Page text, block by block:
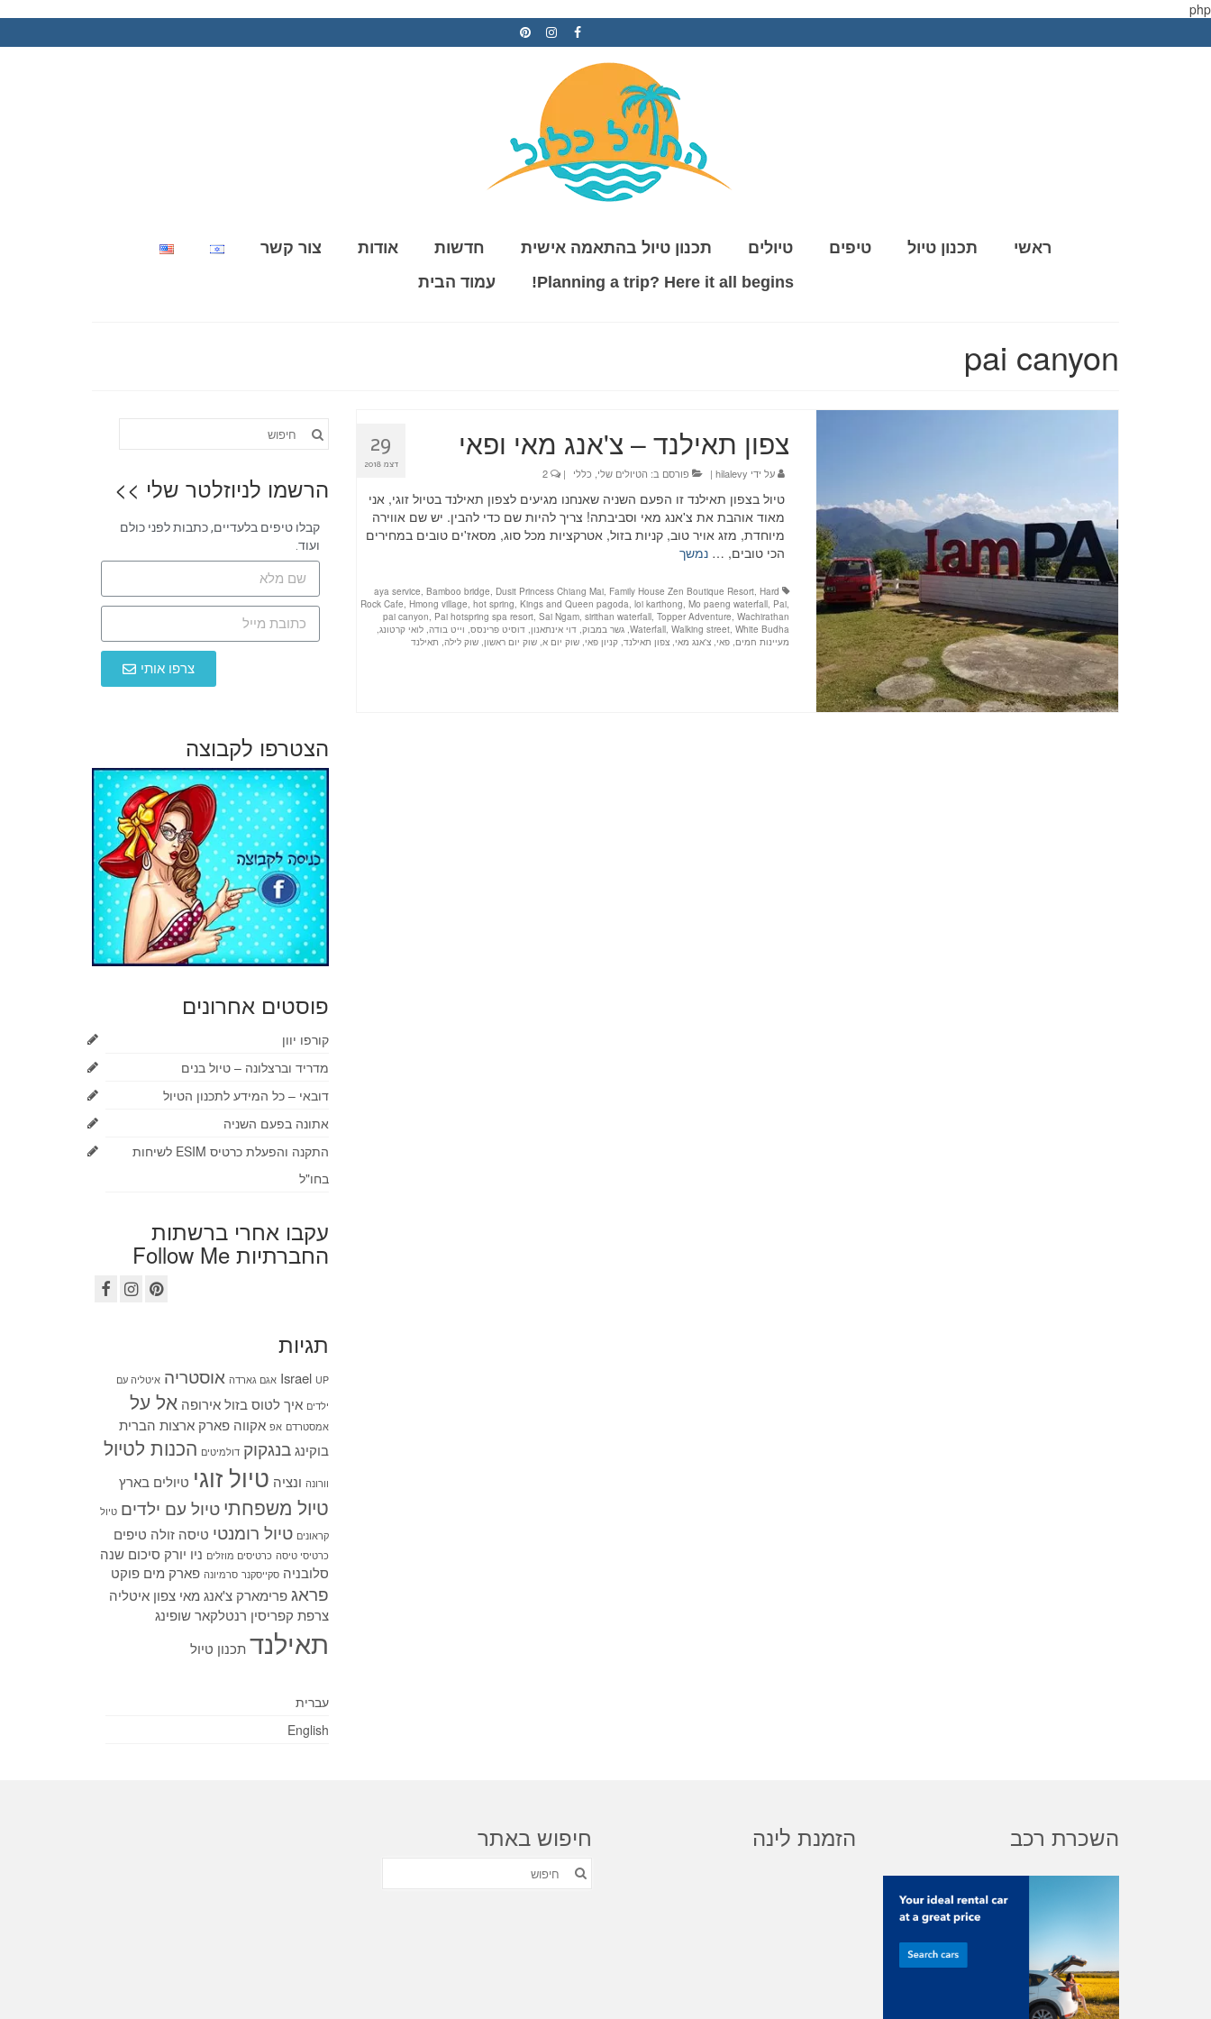
php
ראשי תכנון טיול טיפים טיולים תכנון טיול בהתאמה אישית חדשות אודות
צור קשר
Planning a trip? Here it all begins!
עמוד הבית
pai canyon
29
דצמ 2018
צפון תאילנד – צ'אנג מאי ופאי
על ידי hilalevy
| פורסם ב: הטיולים שלי כללי |
2
טיול בצפון תאילנד זו הפעם השניה שאנחנו מגיעים לצפון תאילנד בטיול זוגי, אני
מאוד אוהבת את צ'אנג מאי וסביבתה! צריך להיות שם כדי להבין. יש שם אווירה
מיוחדת, מזג אויר טוב, קניות בזול, אטרקציות מכל סוג, מסאז'ים טובים במחירים
הכי טובים, … נמשך
aya service,Bamboo bridge, Dusit Princess Chiang Mai, Family House Zen Boutique Resort, Hard
Rock Cafe, Hmong village,hot spring,Kings and Queen pagoda,loi karthong,Mo paeng waterfall, Pai,
pai canyon, Pai hotspring spa resort,Sai Ngam,sirithan waterfall,Topper Adventure,Wachirathan
Waterfall,Walking street,White Budha
, גשר במבוק, דוי אינתאנון, דוסיט פרינסס, וייט בודה, לואי קרטונג,
מעיינות חמים, פאי, צ'אנג מאי, צפון תאילנד, קניון פאי, שוק יום א, שוק יום ראשון, שוק לילה, תאילנד
הרשמו לניוזלטר שלי >>
קבלו טיפים בלעדיים, כתבות לפני כולם
ועוד.
צרפו אותי
הצטרפו לקבוצה
פוסטים אחרונים
קורפו יוון
מדריד וברצלונה – טיול בנים
דובאי – כל המידע לתכנון הטיול
אתונה בפעם השניה
התקנה והפעלת כרטיס ESIM לשיחות
בחו"ל
עקבו אחרי ברשתות
החברתיות Follow Me
תגיות
Israel UP אגם גארדה אוסטריה איטליה עם
ילדים איך לטוס בזול אירופה אל על
אמסטרדם אפ אקווה פארק ארצות הברית
בוקינג בנגקוק דולמיטים הכנות לטיול
וורונה ונציה טיול זוגי טיולים בארץ
טיול משפחתי טיול עם ילדים טיול
קראונים טיול רומנטי טיסה זולה טיפים
כרטיסי טיסה כרטיסים מוזלים ניו יורק סיכום שנה
סלובניה סקייסקנר סרמיונה פארק מים פוקט
פראג פרימארק צ'אנג מאי צפון איטליה
צרפת קפריסין רנטלקאר שופינג
תאילנד תכנון טיול
עברית
English
השכרת רכב הזמנת לינה חיפוש באתר